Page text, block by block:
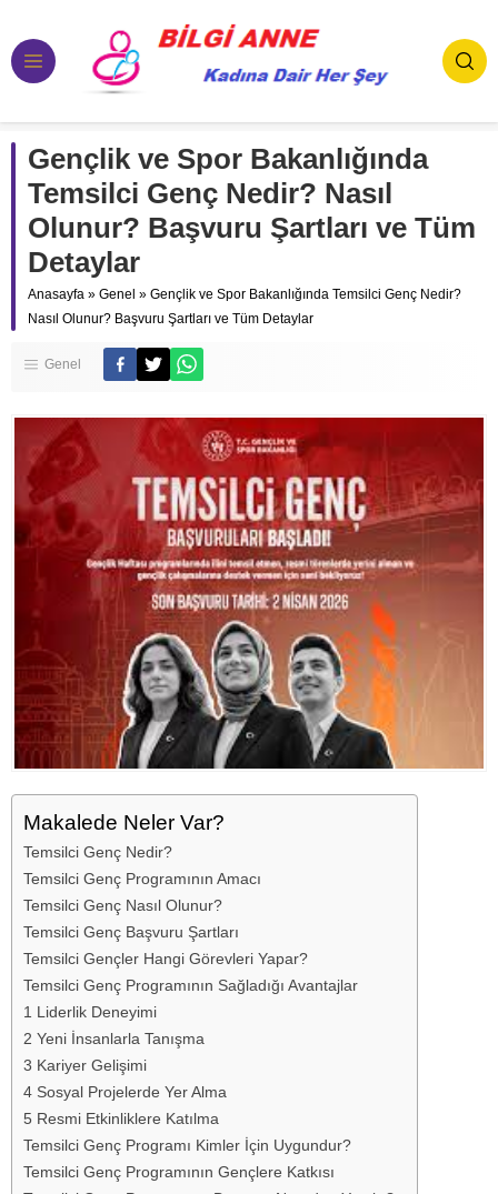
Gençlik ve Spor Bakanlığında
Temsilci Genç Nedir? Nasıl
Olunur? Başvuru Şartları ve Tüm
Detaylar
Anasayfa » Genel » Gençlik ve Spor Bakanlığında Temsilci Genç Nedir?
Nasıl Olunur? Başvuru Şartları ve Tüm Detaylar
Genel
Makalede Neler Var?
Temsilci Genç Nedir?
Temsilci Genç Programının Amacı
Temsilci Genç Nasıl Olunur?
Temsilci Genç Başvuru Şartları
Temsilci Gençler Hangi Görevleri Yapar?
Temsilci Genç Programının Sağladığı Avantajlar
1 Liderlik Deneyimi
2 Yeni İnsanlarla Tanışma
3 Kariyer Gelişimi
4 Sosyal Projelerde Yer Alma
5 Resmi Etkinliklere Katılma
Temsilci Genç Programı Kimler İçin Uygundur?
Temsilci Genç Programının Gençlere Katkısı